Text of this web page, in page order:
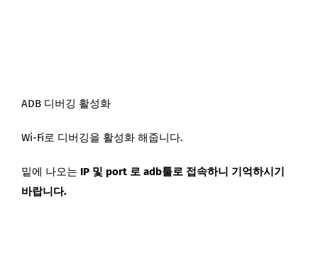
ADB 디버깅 활성화
Wi-Fi로 디버깅을 활성화 해줍니다.
밑에 나오는 IP 및 port 로 adb툴로 접속하니 기억하시기
바랍니다.